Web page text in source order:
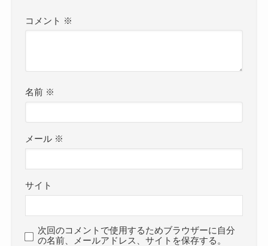
コメント ※
名前 ※
メール ※
サイト
次回のコメントで使用するためブラウザーに自分
の名前、メールアドレス、サイトを保存する。